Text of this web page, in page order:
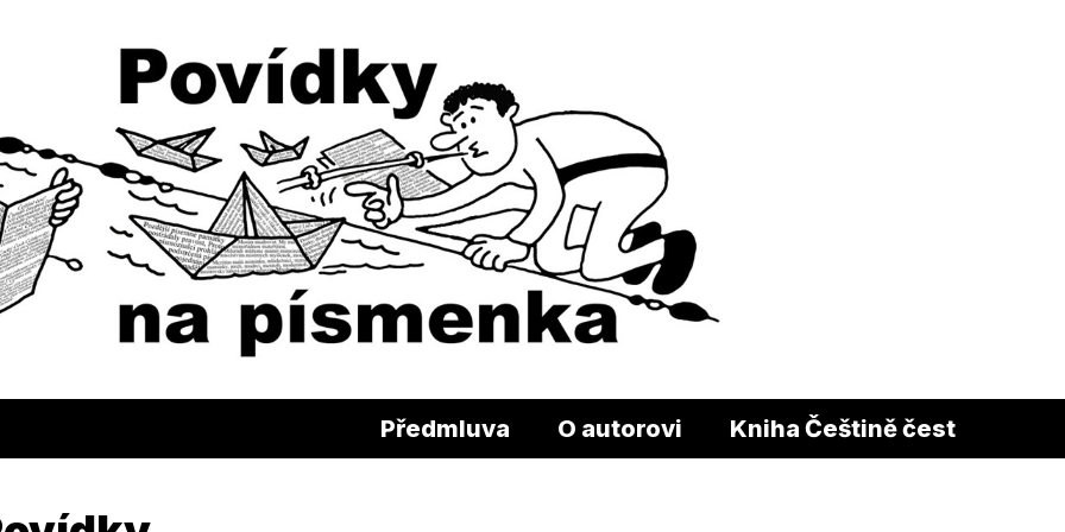
Předmluva O autorovi Kniha Češtině čest